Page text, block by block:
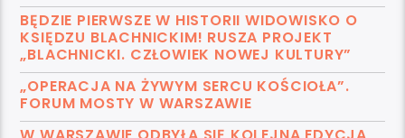
BĘDZIE PIERWSZE W HISTORII WIDOWISKO O
KSIĘDZU BLACHNICKIM! RUSZA PROJEKT
„BLACHNICKI. CZŁOWIEK NOWEJ KULTURY”
„OPERACJA NA ŻYWYM SERCU KOŚCIOŁA”.
FORUM MOSTY W WARSZAWIE